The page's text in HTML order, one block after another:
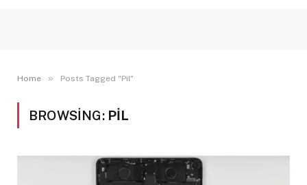
Home » Posts Tagged "Pil"
BROWSING: PIL